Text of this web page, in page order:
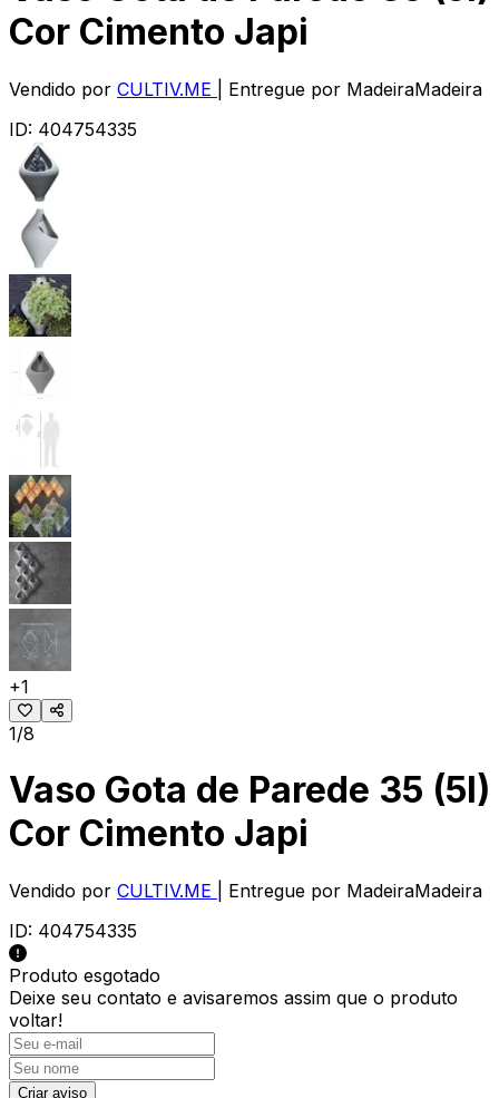
Cor Cimento Japi
Vendido por CULTIV.ME | Entregue por MadeiraMadeira
ID: 404754335
+1
1/8
Vaso Gota de Parede 35 (5l)
Cor Cimento Japi
Vendido por CULTIV.ME | Entregue por MadeiraMadeira
ID: 404754335
Produto esgotado
Deixe seu contato e avisaremos assim que o produto
voltar!
Criar aviso